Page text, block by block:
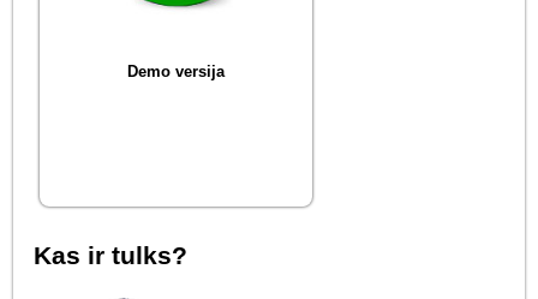
Demo versija
Kas ir tulks?